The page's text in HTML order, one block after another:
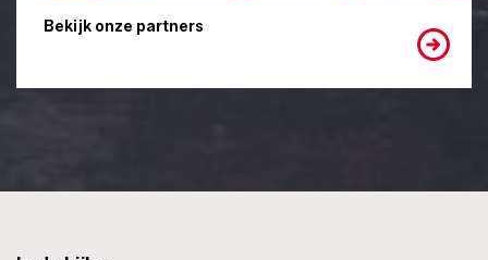
Bekijk onze partners